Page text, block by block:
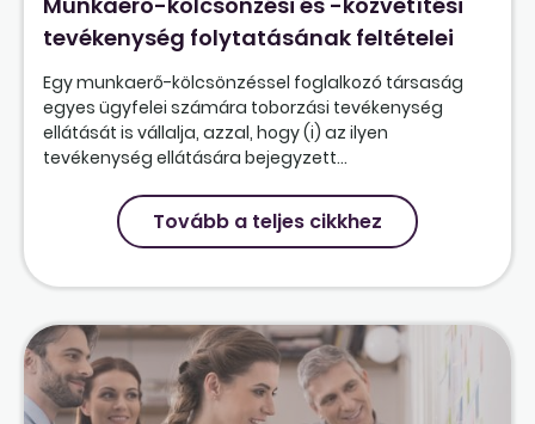
tevékenység folytatásának feltételei
Egy munkaerő-kölcsönzéssel foglalkozó társaság
egyes ügyfelei számára toborzási tevékenység
ellátását is vállalja, azzal, hogy (i) az ilyen
tevékenység ellátására bejegyzett...
Tovább a teljes cikkhez